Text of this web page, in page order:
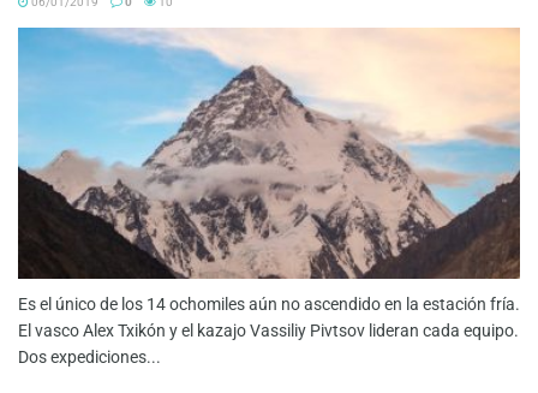
Es el único de los 14 ochomiles aún no ascendido en la estación fría.
El vasco Alex Txikón y el kazajo Vassiliy Pivtsov lideran cada equipo.
Dos expediciones...